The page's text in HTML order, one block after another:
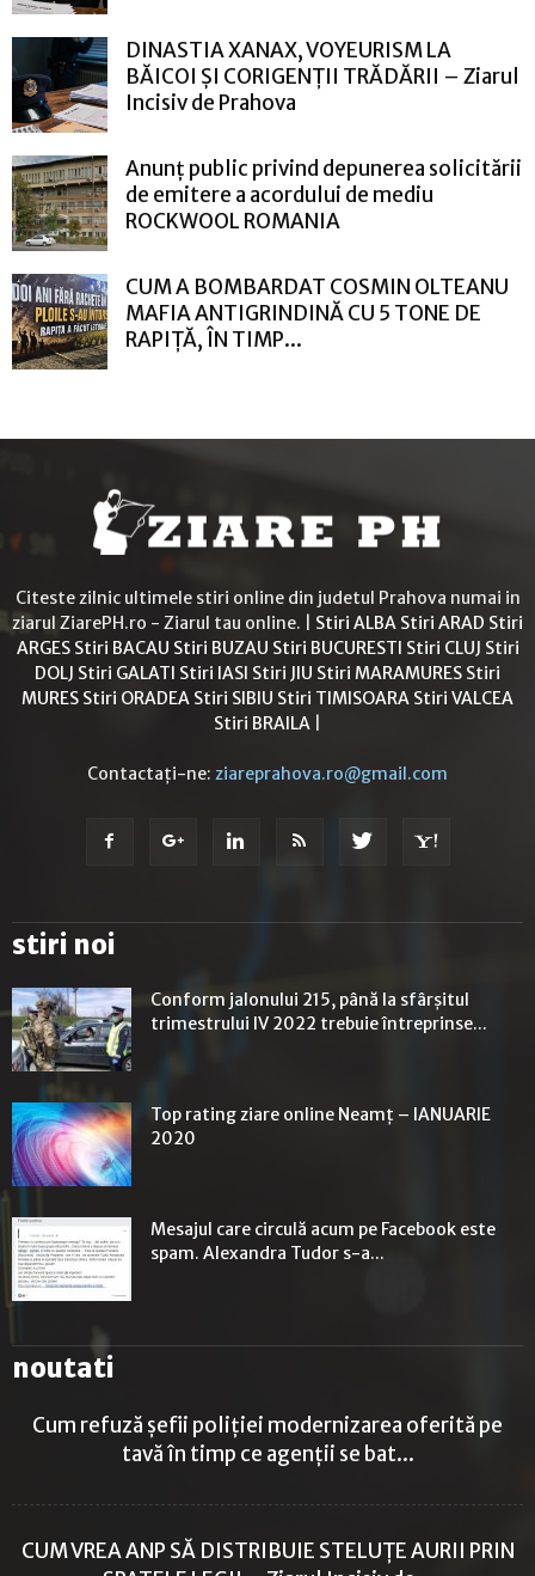
DINASTIA XANAX, VOYEURISM LA
BĂICOI ȘI CORIGENȚII TRĂDĂRII – Ziarul
Incisiv de Prahova
Anunț public privind depunerea solicitării
de emitere a acordului de mediu
ROCKWOOL ROMANIA
CUM A BOMBARDAT COSMIN OLTEANU
MAFIA ANTIGRINDINĂ CU 5 TONE DE
RAPIȚĂ, ÎN TIMP...
Citeste zilnic ultimele stiri online din judetul Prahova numai in
ziarul ZiarePH.ro - Ziarul tau online. | Stiri ALBA Stiri ARAD Stiri
ARGES Stiri BACAU Stiri BUZAU Stiri BUCURESTI Stiri CLUJ Stiri
DOLJ Stiri GALATI Stiri IASI Stiri JIU Stiri MARAMURES Stiri
MURES Stiri ORADEA Stiri SIBIU Stiri TIMISOARA Stiri VALCEA
Stiri BRAILA
Contactați-ne: ziareprahova.ro@gmail.com
stiri noi
Conform jalonului 215, până la sfârșitul
trimestrului IV 2022 trebuie întreprinse...
Top rating ziare online Neamț – IANUARIE
2020
Mesajul care circulă acum pe Facebook este
spam. Alexandra Tudor s-a...
noutati
Cum refuză șefii poliției modernizarea oferită pe
tavă în timp ce agenții se bat...
CUM VREA ANP SĂ DISTRIBUIE STELUȚE AURII PRIN